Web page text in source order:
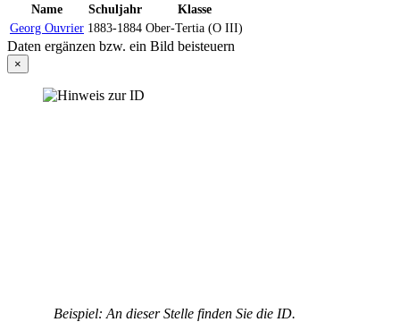
Name Schuljahr
Klasse
Georg Ouvrier 1883-1884 Ober-Tertia (O III)
Daten ergänzen bzw. ein Bild beisteuern
×
Beispiel: An dieser Stelle finden Sie die ID.